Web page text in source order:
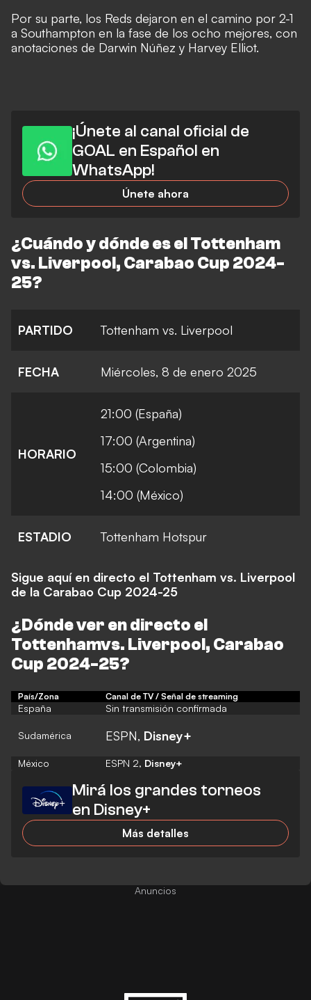
Por su parte, los Reds dejaron en el camino por 2-1
a Southampton en la fase de los ocho mejores, con
anotaciones de Darwin Núñez y Harvey Elliot.
¡Únete al canal oficial de
GOAL en Español en
WhatsApp!
Únete ahora
¿Cuándo y dónde es el Tottenham
vs. Liverpool, Carabao Cup 2024-
25?
PARTIDO Tottenham vs. Liverpool
FECHA Miércoles, 8 de enero 2025
HORARIO
21:00 (España)
17:00 (Argentina)
15:00 (Colombia)
14:00 (México)
ESTADIO Tottenham Hotspur
Sigue aquí en directo el Tottenham vs. Liverpool
de la Carabao Cup 2024-25
¿Dónde ver en directo el
Tottenhamvs. Liverpool, Carabao
Cup 2024-25?
País/Zona Canal de TV / Señal de streaming
España Sin transmisión confirmada
Sudamérica ESPN, Disney+
México ESPN 2, Disney+
Mirá los grandes torneos
en Disney+
Más detalles
Anuncios